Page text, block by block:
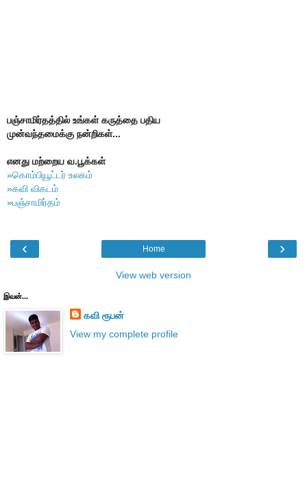
பஞ்சாமிர்தத்தில் உங்கள் கருத்தை பதிய
முன்வந்தமைக்கு நன்றிகள்...
எனது மற்றைய வ.பூக்கள்
»கொம்பியூட்டர் உலகம்
»கவி விகடம்
»பஞ்சாமிர்தம்
‹ ›
Home
View web version
இவன்...
கவி ரூபன்
View my complete profile